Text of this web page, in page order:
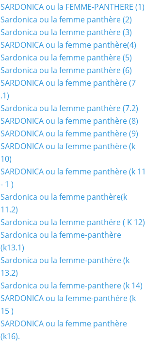
SARDONICA ou la FEMME-PANTHERE (1)
Sardonica ou la femme panthère (2)
Sardonica ou la femme panthère (3)
SARDONICA ou la femme panthère(4)
Sardonica ou la femme panthère (5)
Sardonica ou la femme panthère (6)
SARDONICA ou la femme panthère (7
.1)
Sardonica ou la femme panthère (7.2)
SARDONICA ou la femme panthère (8)
SARDONICA ou la femme panthère (9)
SARDONICA ou la femme panthère (k
10)
SARDONICA ou la femme panthère (k 11
- 1 )
Sardonica ou la femme panthère(k
11.2)
Sardonica ou la femme panthére ( K 12)
Sardonica ou la femme-panthère
(k13.1)
Sardonica ou la femme-panthère (k
13.2)
Sardonica ou la femme-panthere (k 14)
SARDONICA ou la femme-panthére (k
15 )
SARDONICA ou la femme panthère
(k16).